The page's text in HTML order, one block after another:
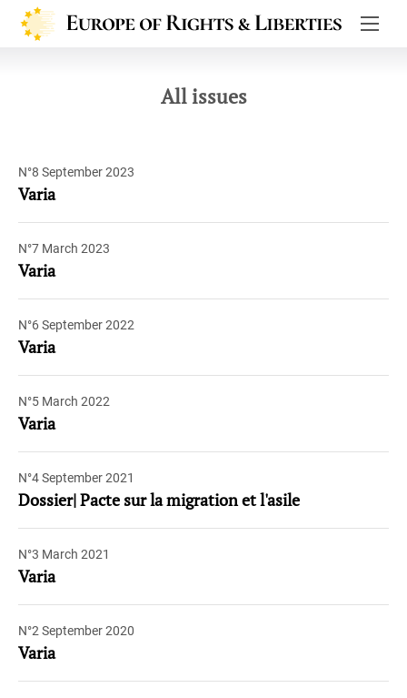
All issues
N°8 September 2023
Varia
N°7 March 2023
Varia
N°6 September 2022
Varia
N°5 March 2022
Varia
N°4 September 2021
Dossier| Pacte sur la migration et l'asile
N°3 March 2021
Varia
N°2 September 2020
Varia